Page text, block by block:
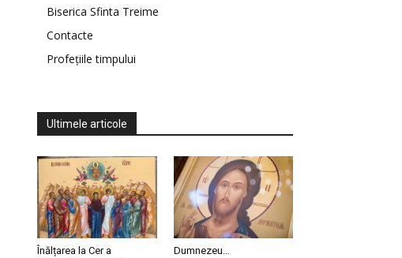
Biserica Sfinta Treime
Contacte
Profețiile timpului
Ultimele articole
Înălțarea la Cer a
Dumnezeu…